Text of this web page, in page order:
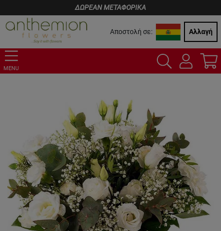
ΔΩΡΕΑΝ ΜΕΤΑΦΟΡΙΚΑ
Αποστολή σε: Αλλαγή
MENU